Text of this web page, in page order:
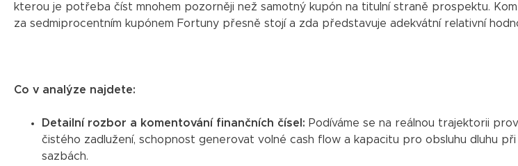
kterou je potřeba číst mnohem pozorněji než samotný kupón na titulní straně prospektu.
za sedmiprocentním kupónem Fortuny přesně stojí a zda představuje adekvátní relativní
Co v analýze najdete:
Detailní rozbor a komentování finančních čísel: Podíváme se na reálnou trajektorii
čistého zadlužení, schopnost generovat volné cash flow a kapacitu pro obsluhu dluhu
sazbách.